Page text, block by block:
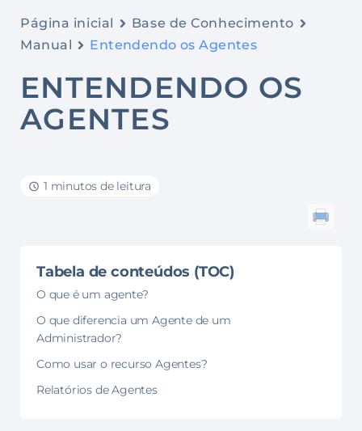
Página inicial
Base de Conhecimento
Manual
Entendendo os Agentes
ENTENDENDO OS
AGENTES
1 minutos de leitura
Tabela de conteúdos (TOC)
O que é um agente?
O que diferencia um Agente de um
Administrador?
Como usar o recurso Agentes?
Relatórios de Agentes